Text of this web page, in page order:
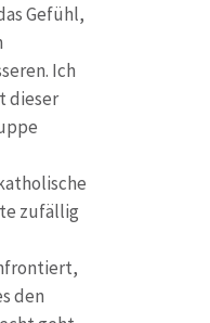
Gefühl,
Ich
dieser
zufällig
den